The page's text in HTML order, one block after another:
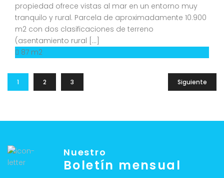
propiedad ofrece vistas al mar en un entorno muy
tranquilo y rural. Parcela de aproximadamente 10.900
m2 con dos clasificaciones de terreno
(asentamiento rural […]
87 m2
1 2 3 Siguiente
Nuestro
Boletín mensual